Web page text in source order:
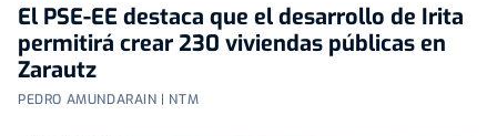
El PSE-EE destaca que el desarrollo de Irita
permitirá crear 230 viviendas públicas en
Zarautz
PEDRO AMUNDARAIN | NTM